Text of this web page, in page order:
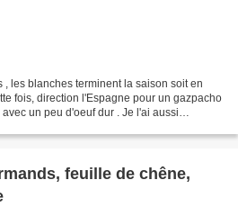
les blanches terminent la saison soit en
fois, direction l'Espagne pour un gazpacho
un peu d'oeuf dur . Je l'ai aussi
feuille de chêne,